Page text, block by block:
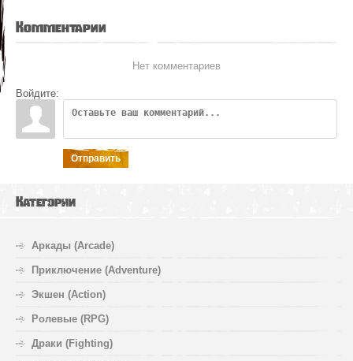
Комментарии
Нет комментариев
Войдите:
Отправить
Категории
Аркады (Arcade)
Приключение (Adventure)
Экшен (Action)
Ролевые (RPG)
Драки (Fighting)